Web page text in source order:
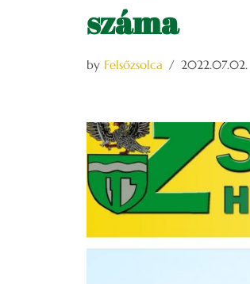
száma
by Felsőzsolca 2022.07.02.